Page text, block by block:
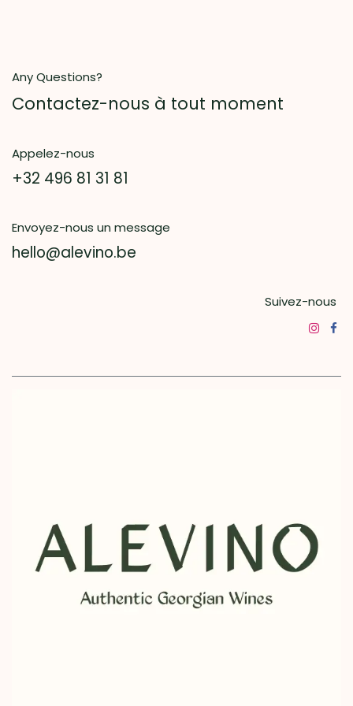
Any Questions?
Contactez-nous à tout moment
Appelez-nous
+32 496 81 31 81
Envoyez-nous un message
hello@alevino.be
Suivez-nous